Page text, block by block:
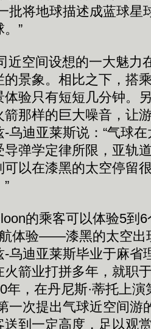
批将地球描述成蓝球星
”
空间设想的一大魅力
的景象。相比之下，搭
验只有短短几分钟。
那样的巨大噪音，让
乌迪亚莱斯说：“气球
弹学定律所限，亚轨
以在漆黑的太空停留
的乘客可以体验5到6
体验——漆黑的太空出
乌迪亚莱斯毕业于麻省
火箭业打拼多年，就职
年，在丹尼斯·蒂托上
一次提出气球近空间游
到一定高度，足以观